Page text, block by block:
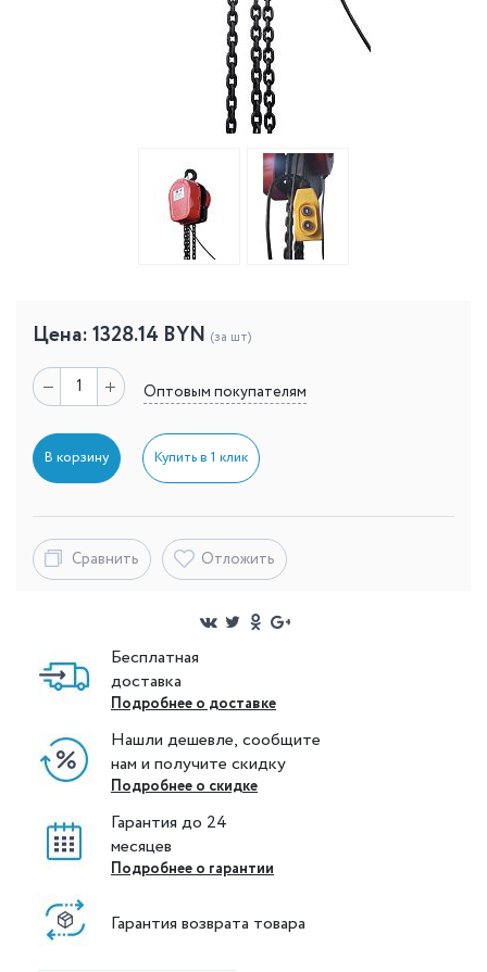
Цена:1328.14 BYN (за шт)
Оптовым покупателям
В корзину Купить в 1 клик
Сравнить Отложить
Бесплатная
доставка
Подробнее о доставке
Нашли дешевле, сообщите
нам и получите скидку
Подробнее о скидке
Гарантия до 24
месяцев
Подробнее о гарантии
Гарантия возврата товара